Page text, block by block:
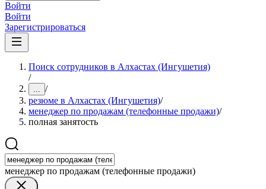
Войти
Войти
Зарегистрироваться
Поиск сотрудников в Алхастах (Ингушетия)
/
... /
резюме в Алхастах (Ингушетия)/
менеджер по продажам (телефонные продажи)/
полная занятость
менеджер по продажам (телефонные продажи)